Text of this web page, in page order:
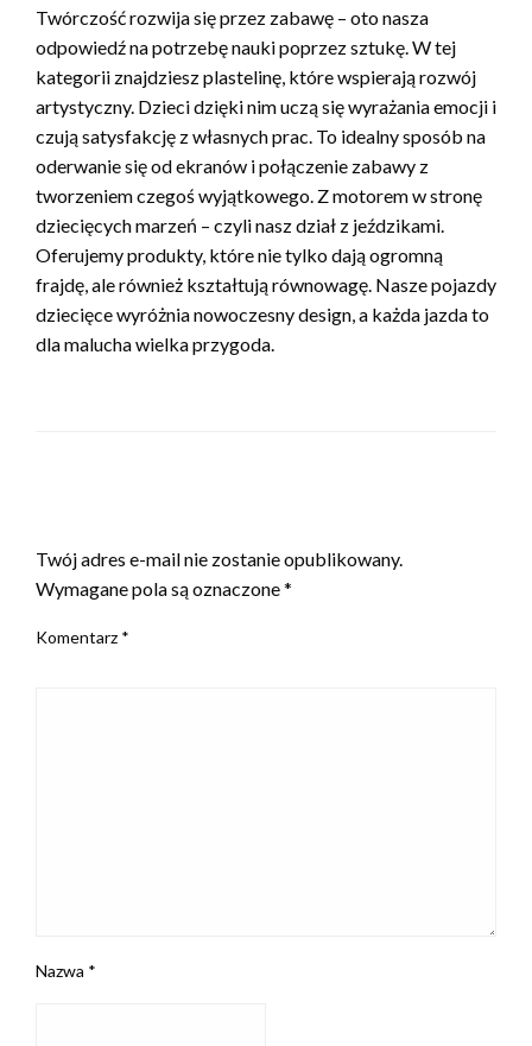
Twórczość rozwija się przez zabawę – oto nasza
odpowiedź na potrzebę nauki poprzez sztukę. W tej
kategorii znajdziesz plastelinę, które wspierają rozwój
artystyczny. Dzieci dzięki nim uczą się wyrażania emocji i
czują satysfakcję z własnych prac. To idealny sposób na
oderwanie się od ekranów i połączenie zabawy z
tworzeniem czegoś wyjątkowego. Z motorem w stronę
dziecięcych marzeń – czyli nasz dział z jeździkami.
Oferujemy produkty, które nie tylko dają ogromną
frajdę, ale również kształtują równowagę. Nasze pojazdy
dziecięce wyróżnia nowoczesny design, a każda jazda to
dla malucha wielka przygoda.
Twój adres e-mail nie zostanie opublikowany.
Wymagane pola są oznaczone*
Komentarz *
Nazwa *